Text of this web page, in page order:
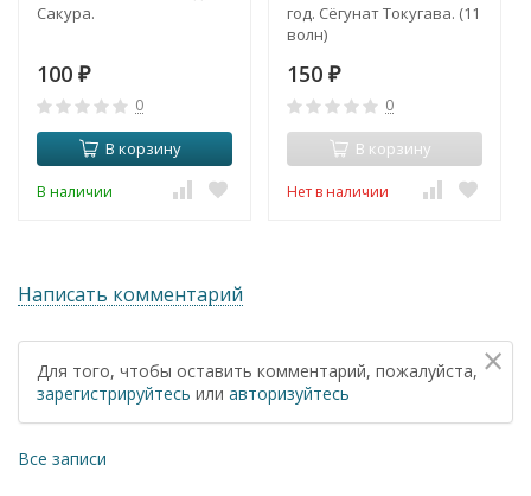
Сакура.
100 ₽
0
В корзину
В наличии
год. Сёгунат Токугава. (11
волн)
150 ₽
0
В корзину
Нет в наличии
Написать комментарий
×
Для того, чтобы оставить комментарий, пожалуйста,
зарегистрируйтесь или авторизуйтесь
Все записи